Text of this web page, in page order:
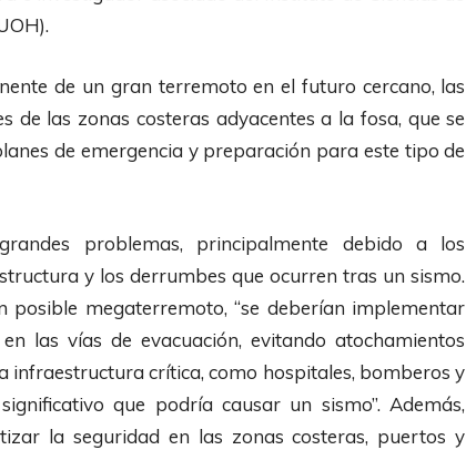
de un gran terremoto en el futuro cercano, las
de las zonas costeras adyacentes a la fosa, que se
de emergencia y preparación para este tipo de
problemas, principalmente debido a los
y los derrumbes que ocurren tras un sismo.
megaterremoto, “se deberían implementar
las vías de evacuación, evitando atochamientos
infraestructura crítica, como hospitales, bomberos y
que podría causar un sismo”. Además,
la seguridad en las zonas costeras, puertos y